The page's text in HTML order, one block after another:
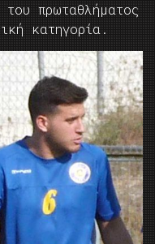
πρωταθλήματος
κατηγορία.